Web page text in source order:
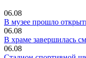
06.08
В музее прошло
06.08
В храме завершилась
06.08